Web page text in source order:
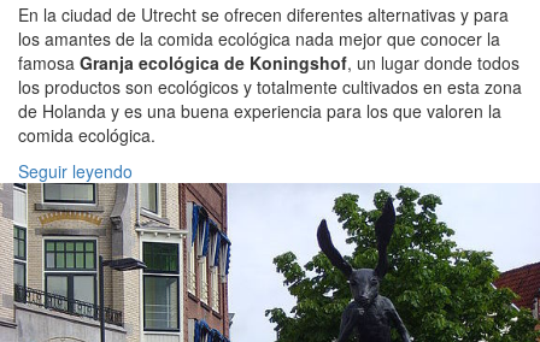
En la ciudad de Utrecht se ofrecen diferentes alternativas y para
los amantes de la comida ecológica nada mejor que conocer la
famosa Granja ecológica de Koningshof, un lugar donde todos
los productos son ecológicos y totalmente cultivados en esta zona
de Holanda y es una buena experiencia para los que valoren la
comida ecológica.
Seguir leyendo